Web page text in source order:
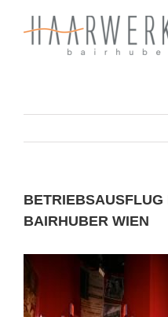
BAIRHUBER WIEN